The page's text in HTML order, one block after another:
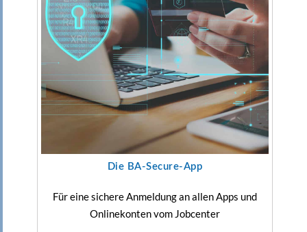
Die BA-Secure-App
Für eine sichere Anmeldung an allen Apps und
Onlinekonten vom Jobcenter